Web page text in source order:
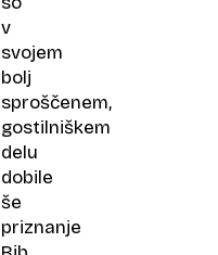
v
svojem
bolj
sproščenem,
gostilniškem
delu
dobile
še
priznanje